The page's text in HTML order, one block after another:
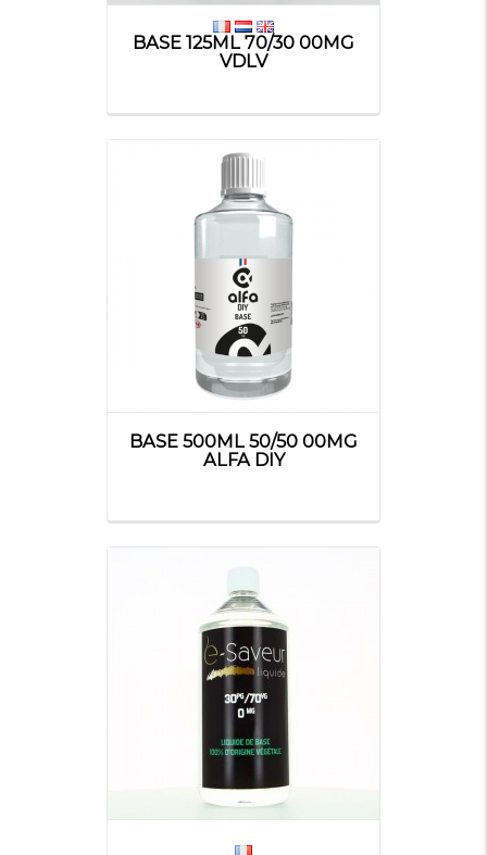
BASE 125ML 70/30 00MG
VDLV
BASE 500ML 50/50 00MG
ALFA DIY